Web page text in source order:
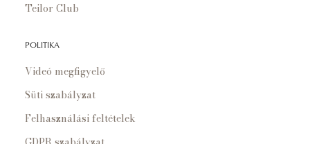
Teilor Club
POLITIKA
Videó megfigyelő
Süti szabályzat
Felhasználási feltételek